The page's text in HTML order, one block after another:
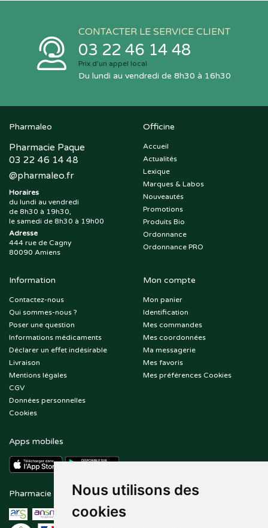
Nous utilisons des
cookies
CONTACTER LE SERVICE CLIENT
03 22 46 14 48
Prix d’un appel local
Du lundi au vendredi de 8h30 à 16h30
Pharmaleo
Pharmacie Paque
03 22 46 14 48
@pharmaleo.fr
Horaires
du lundi au vendredi
de 8h30 à 19h30,
le samedi de 8h30 à 19h00
Adresse
444 rue de Cagny
80090 Amiens
Officine
Accueil
Actualités
Lexique
Marques & Labos
Nouveautés
Promotions
Produits Bio
Ordonnance
Ordonnance PRO
Information
Contactez-nous
Qui sommes-nous ?
Poser une question
Informations médicaments
Déclarer un effet indésirable
Livraison
Mentions légales
CGV
Données personnelles
Cookies
Mon compte
Mon panier
Identification
Mes commandes
Mes coordonnées
Ma messagerie
Mes favoris
Mes préférences Cookies
Apps mobiles
Pharmacie en ligne agréée Paiement sécurisé